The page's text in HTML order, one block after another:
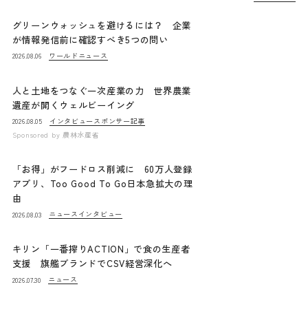
グリーンウォッシュを避けるには？ 企業
が情報発信前に確認すべき5つの問い
2026.08.06 ワールドニュース
人と土地をつなぐ一次産業の力 世界農業
遺産が開くウェルビーイング
2026.08.05 インタビュー スポンサー記事
Sponsored by 農林水産省
「お得」がフードロス削減に 60万人登録
アプリ、Too Good To Go日本急拡大の理
由
2026.08.03 ニュース インタビュー
キリン「一番搾りACTION」で食の生産者
支援 旗艦ブランドでCSV経営深化へ
2026.07.30 ニュース